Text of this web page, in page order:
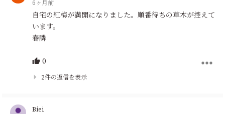
6ヶ月前
自宅の紅梅が満開になりました。順番待ちの草木が控えて
います。
春隣
0
2件の返信を表示
Biei